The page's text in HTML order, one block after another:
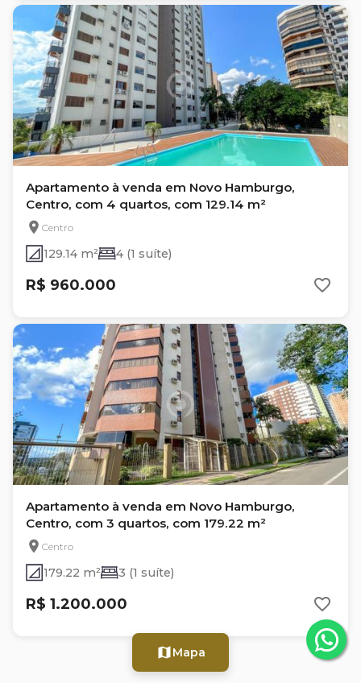
Apartamento à venda em Novo Hamburgo,
Centro, com 4 quartos, com 129.14 m²
Centro
129.14 m² 4 (1 suíte)
R$ 960.000
Apartamento à venda em Novo Hamburgo,
Centro, com 3 quartos, com 179.22 m²
Centro
179.22 m² 3 (1 suíte)
R$ 1.200.000
Mapa